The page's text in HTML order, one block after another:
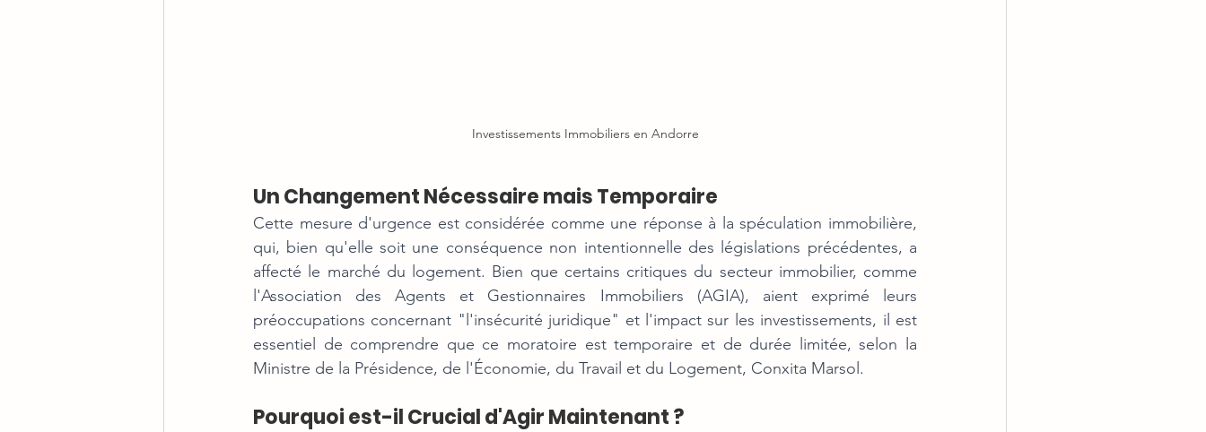
Investissements Immobiliers en Andorre
Un Changement Nécessaire mais Temporaire
Cette mesure d'urgence est considérée comme une réponse à la spéculation immobilière,
qui, bien qu'elle soit une conséquence non intentionnelle des législations précédentes, a
affecté le marché du logement. Bien que certains critiques du secteur immobilier, comme
l'Association des Agents et Gestionnaires Immobiliers (AGIA), aient exprimé leurs
préoccupations concernant "l'insécurité juridique" et l'impact sur les investissements, il est
essentiel de comprendre que ce moratoire est temporaire et de durée limitée, selon la
Ministre de la Présidence, de l'Économie, du Travail et du Logement, Conxita Marsol.
Pourquoi est-il Crucial d'Agir Maintenant ?